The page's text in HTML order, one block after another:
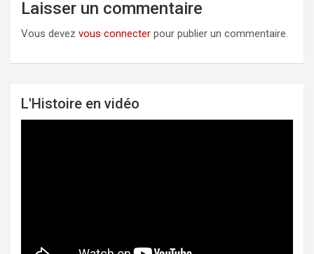
Laisser un commentaire
Vous devez vous connecter pour publier un commentaire.
L'Histoire en vidéo